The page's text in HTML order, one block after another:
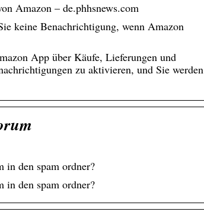
Amazon – de.phhsnews.com
keine Benachrichtigung, wenn Amazon
App über Käufe, Lieferungen und
zu aktivieren, und Sie werden
in den spam ordner?
in den spam ordner?